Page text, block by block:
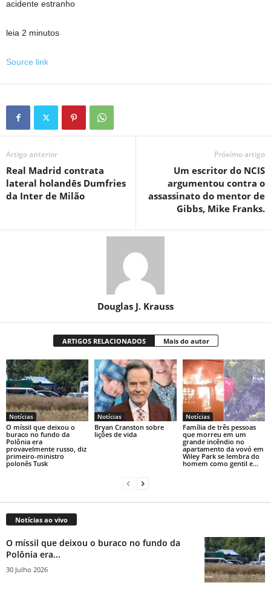
acidente estranho
leia 2 minutos
Source link
Artigo anterior
Real Madrid contrata
lateral holandês Dumfries
da Inter de Milão
Próximo artigo
Um escritor do NCIS
argumentou contra o
assassinato do mentor de
Gibbs, Mike Franks.
Douglas J. Krauss
ARTIGOS RELACIONADOS Mais do autor
Notícias
O míssil que deixou o
buraco no fundo da
Polônia era
provavelmente russo, diz
primeiro-ministro
polonês Tusk
Notícias
Bryan Cranston sobre
lições de vida
Notícias
Família de três pessoas
que morreu em um
grande incêndio no
apartamento da vovó em
Wiley Park se lembra do
homem como gentil e...
Notícias ao vivo
O míssil que deixou o buraco no fundo da
Polônia era...
30 Julho 2026